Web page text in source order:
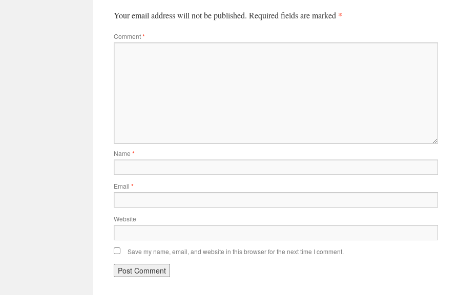
Your email address will not be published. Required fields are marked *
Comment*
Name *
Email *
Website
Save my name, email, and website in this browser for the next time I comment.